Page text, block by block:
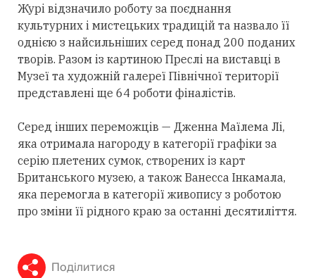
Журі відзначило роботу за поєднання
культурних і мистецьких традицій та назвало її
однією з найсильніших серед понад 200 поданих
творів. Разом із картиною Преслі на виставці в
Музеї та художній галереї Північної території
представлені ще 64 роботи фіналістів.
Серед інших переможців — Дженна Маїлема Лі,
яка отримала нагороду в категорії графіки за
серію плетених сумок, створених із карт
Британського музею, а також Ванесса Інкамала,
яка перемогла в категорії живопису з роботою
про зміни її рідного краю за останні десятиліття.
Поділитися